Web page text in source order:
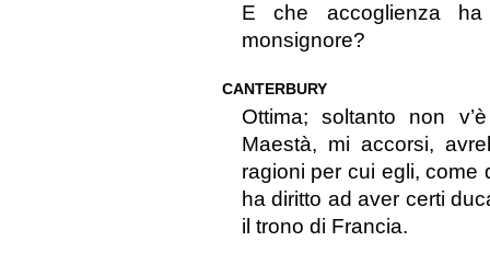
E che accoglienza ha
monsignore?
CANTERBURY
Ottima; soltanto non
Maestà, mi accorsi,
ragioni per cui egli,
ha diritto ad aver certi
il trono di Francia.